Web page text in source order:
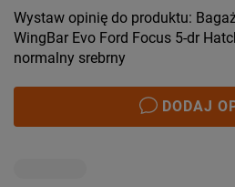
Wystaw opinię do produktu:
WingBar Evo Ford Focus 5-dr
normalny srebrny
DODAJ